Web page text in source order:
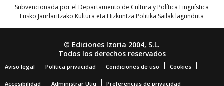
Subvencionada por el Departamento de Cultura y Política Lingüística
Eusko Jaurlaritzako Kultura eta Hizkuntza Politika Sailak lagunduta
© Ediciones Izoria 2004, S.L.
Todos los derechos reservados
Aviso legal Política privacidad Condiciones de uso Cookies
Accesibilidad Administrar Utiq Preferencias de privacidad